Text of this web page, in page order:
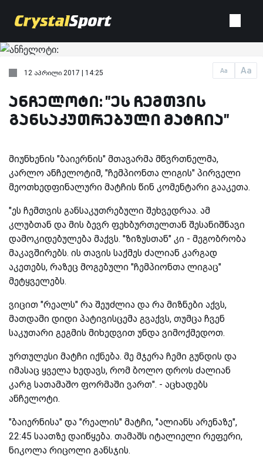
Aa Aa
12 აპრილი 2017 | 14:25
ანჩელოტი: "ეს ჩემთვის
განსაკუთრებული მატჩია"
მიუნხენის "ბაიერნის" მთავარმა მწვრთნელმა,
კარლო ანჩელოტიმ, "ჩემპიონთა ლიგის" პირველი
მეოთხედფინალური მატჩის წინ კომენტარი გააკეთა.
"ეს ჩემთვის განსაკუთრებული შეხვედრაა. ამ
კლუბთან და მის ბევრ ფეხბურთელთან შესანიშნავი
დამოკიდებულება მაქვს. "ზიზუსთან" კი - მეგობრობა
მაკავშირებს. ის თავის საქმეს ძალიან კარგად
აკეთებს, რაზეც მოგებული "ჩემპიონთა ლიგაც"
მეტყველებს.
ვიცით "რეალს" რა შეუძლია და რა მიზნები აქვს,
მათდამი დიდი პატივისცემა გვაქვს, თუმცა ჩვენ
საკუთარი გეგმის მიხედვით უნდა ვიმოქმედოთ.
ურთულესი მატჩი იქნება. მე მჯერა ჩემი გუნდის და
იმასაც ყველა ხედავს, რომ ბოლო დროს ძალიან
კარგ სათამაშო ფორმაში ვართ". - აცხადებს
ანჩელოტი.
"ბაიერნისა" და "რეალის" მატჩი, "ალიანს არენაზე",
22:45 საათზე დაიწყება. თამაშს იტალიელი რეფერი,
ნიკოლა რიცოლი განსჯის.